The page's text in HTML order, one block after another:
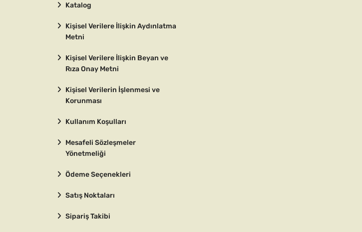
Katalog
Kişisel Verilere İlişkin Aydınlatma
Metni
Kişisel Verilere İlişkin Beyan ve
Rıza Onay Metni
Kişisel Verilerin İşlenmesi ve
Korunması
Kullanım Koşulları
Mesafeli Sözleşmeler
Yönetmeliği
Ödeme Seçenekleri
Satış Noktaları
Sipariş Takibi